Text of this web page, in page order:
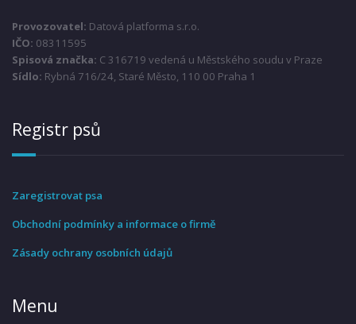
Provozovatel: Datová platforma s.r.o.
IČO: 08311595
Spisová značka: C 316719 vedená u Městského soudu v Praze
Sídlo: Rybná 716/24, Staré Město, 110 00 Praha 1
Registr psů
Zaregistrovat psa
Obchodní podmínky a informace o firmě
Zásady ochrany osobních údajů
Menu